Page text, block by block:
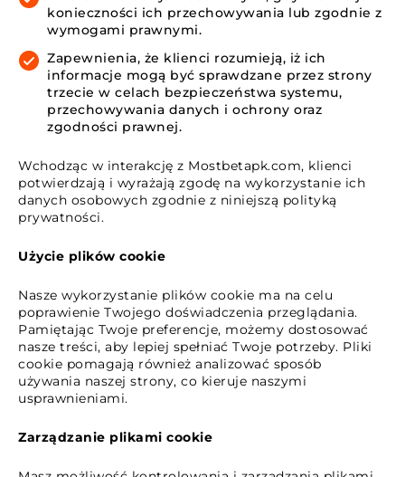
konieczności ich przechowywania lub zgodnie z
wymogami prawnymi.
Zapewnienia, że klienci rozumieją, iż ich
informacje mogą być sprawdzane przez strony
trzecie w celach bezpieczeństwa systemu,
przechowywania danych i ochrony oraz
zgodności prawnej.
Wchodząc w interakcję z Mostbetapk.com, klienci
potwierdzają i wyrażają zgodę na wykorzystanie ich
danych osobowych zgodnie z niniejszą polityką
prywatności.
Użycie plików cookie
Nasze wykorzystanie plików cookie ma na celu
poprawienie Twojego doświadczenia przeglądania.
Pamiętając Twoje preferencje, możemy dostosować
nasze treści, aby lepiej spełniać Twoje potrzeby. Pliki
cookie pomagają również analizować sposób
używania naszej strony, co kieruje naszymi
usprawnieniami.
Zarządzanie plikami cookie